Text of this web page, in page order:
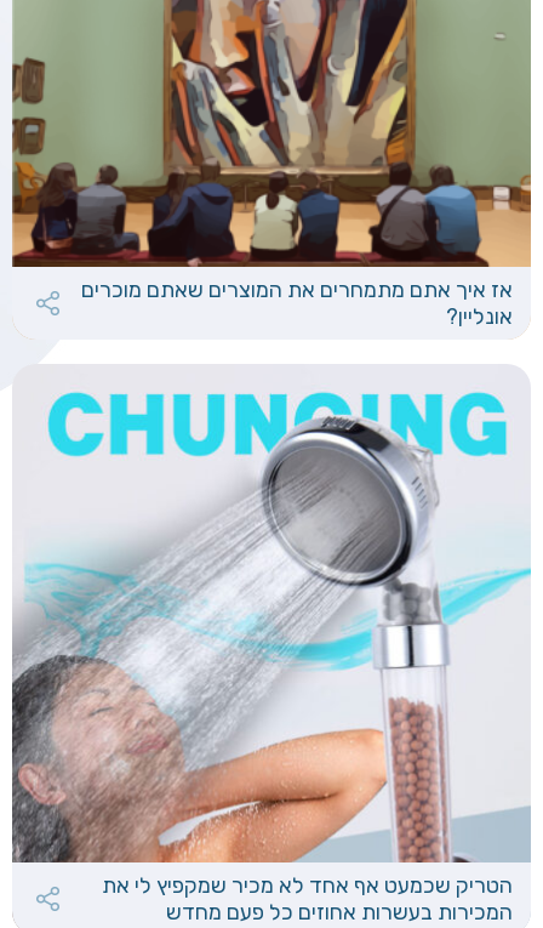
אז איך אתם מתמחרים את המוצרים שאתם מוכרים
אונליין?
הטריק שכמעט אף אחד לא מכיר שמקפיץ לי את
המכירות בעשרות אחוזים כל פעם מחדש